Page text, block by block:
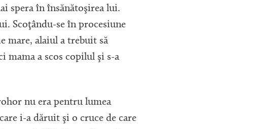
spera în însănătoşirea lui.
Scoţându-se în procesiune
mare, alaiul a trebuit să
mama a scos copilul şi s-a
nu era pentru lumea
i-a dăruit şi o cruce de care